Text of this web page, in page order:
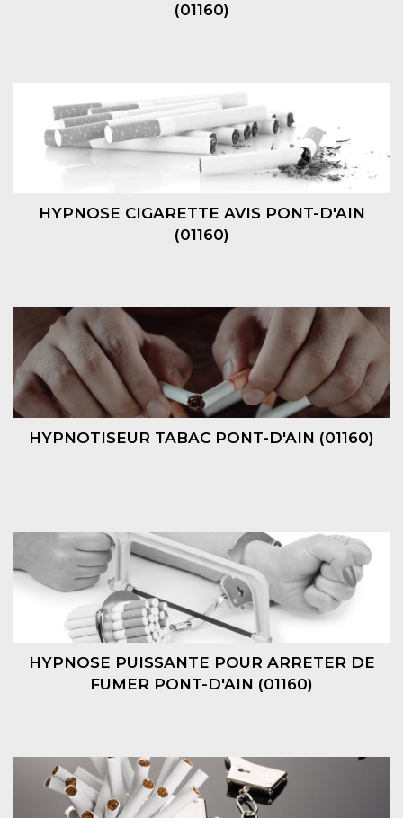
(01160)
HYPNOSE CIGARETTE AVIS PONT-D'AIN
(01160)
HYPNOTISEUR TABAC PONT-D'AIN (01160)
HYPNOSE PUISSANTE POUR ARRETER DE
FUMER PONT-D'AIN (01160)